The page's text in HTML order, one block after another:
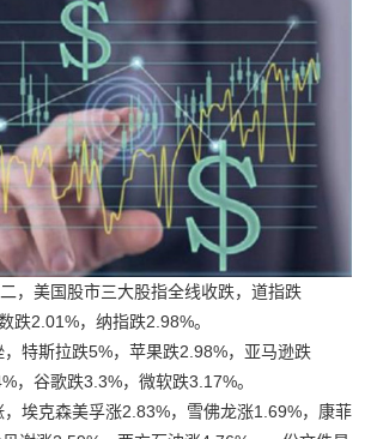
美国股市三大股指全线收跌，道指跌
跌2.01%，纳指跌2.98%。
斯拉跌5%，苹果跌2.98%，亚马逊跌
，谷歌跌3.3%，微软跌3.17%。
克森美孚涨2.83%，雪佛龙涨1.69%，康菲